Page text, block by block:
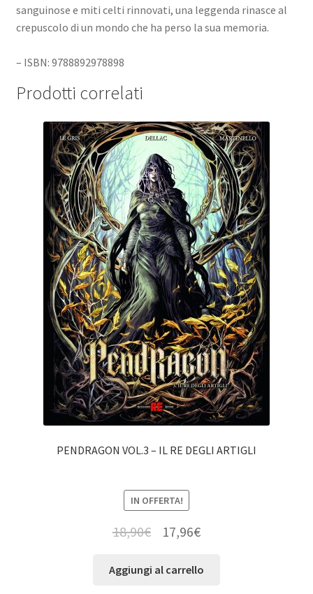
sanguinose e miti celti rinnovati, una leggenda rinasce al
crepuscolo di un mondo che ha perso la sua memoria.
– ISBN: 9788892978898
Prodotti correlati
PENDRAGON VOL.3 – IL RE DEGLI ARTIGLI
IN OFFERTA!
18,90€ 17,96€
Aggiungi al carrello